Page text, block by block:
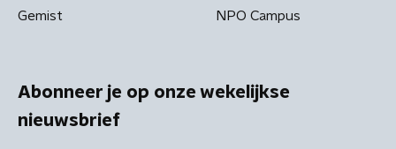
Gemist NPO Campus
Abonneer je op onze wekelijkse
nieuwsbrief